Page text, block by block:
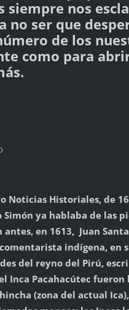
siempre nos
no ser que
de los
como para
Noticias Historiales, de
Simón ya hablaba de las
antes, en 1613, Juan
indígena, en
del reyno del Pirú,
Inca Pacahacútec
(zona del actual